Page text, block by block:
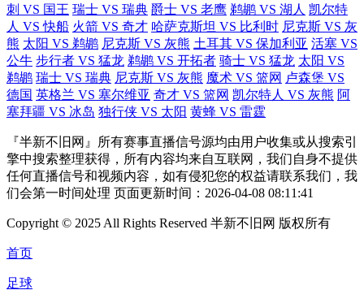
刺 VS 国王 瑞士 VS 瑞典 爵士 VS 老鹰 鹈鹕 VS 湖人 凯尔特
人 VS 快船 火箭 VS 奇才 哈萨克斯坦 VS 比利时 尼克斯 VS 灰
熊 太阳 VS 鹈鹕 尼克斯 VS 灰熊 土耳其 VS 保加利亚 活塞 VS
公牛 步行者 VS 猛龙 鹈鹕 VS 开拓者 骑士 VS 猛龙 太阳 VS
鹈鹕 瑞士 VS 瑞典 尼克斯 VS 灰熊 魔术 VS 篮网 卢森堡 VS
德国 英格兰 VS 塞尔维亚 奇才 VS 篮网 凯尔特人 VS 灰熊 阿
塞拜疆 VS 冰岛 独行侠 VS 太阳 黄蜂 VS 雷霆
『半新不旧网』所有赛事直播信号源均由用户收集或从搜索引
擎中搜索整理获得，所有内容均来自互联网，我们自身不提供
任何直播信号和视频内容，如有侵犯您的权益请联系我们，我
们会第一时间处理 页面更新时间：2026-04-08 08:11:41
Copyright © 2025 All Rights Reserved 半新不旧网 版权所有
首页
足球